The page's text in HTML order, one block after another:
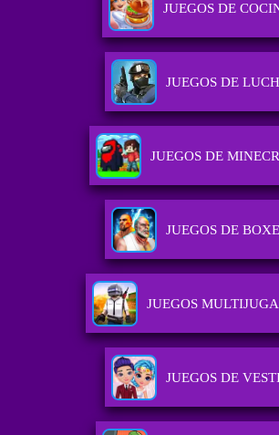
JUEGOS DE
JUEGOS DE
JUEGOS DE
JUEGOS DE
JUEGOS
JUEGOS DE